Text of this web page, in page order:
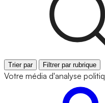
Trier par Filtrer par rubrique
Votre média d'analyse